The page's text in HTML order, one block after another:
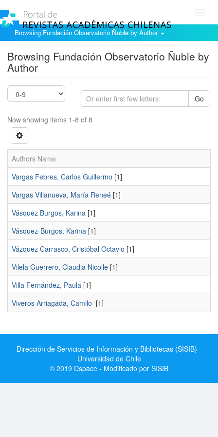
Browsing Fundación Observatorio Ñuble by Author
Browsing Fundación Observatorio Ñuble by
Author
Go
Now showing items 1-8 of 8
Authors Name
Vargas Febres, Carlos Guillermo [1]
Vargas Villanueva, María Reneé [1]
Vásquez Burgos, Karina [1]
Vásquez-Burgos, Karina [1]
Vázquez Carrasco, Cristóbal Octavio [1]
Vilela Guerrero, Claudia Nicolle [1]
Villa Fernández, Paula [1]
Viveros Arriagada, Camilo [1]
Dirección de Servicios de Información y Bibliotecas (SISIB) -
Universidad de Chile
© 2019 Dspace - Modificado por SISIB